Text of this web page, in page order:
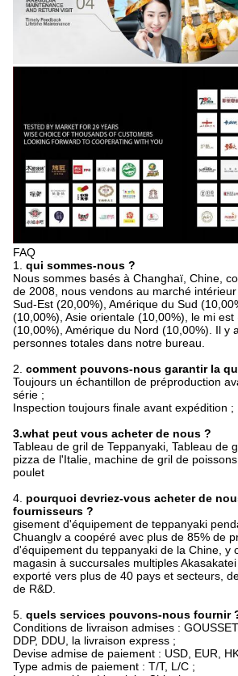
FAQ
1. qui sommes-nous ?
Nous sommes basés à Changhaï, Chine,
de 2008, nous vendons au marché
Sud-Est (20,00%), Amérique du Sud
(10,00%), Asie orientale (10,00%), le mi
(10,00%), Amérique du Nord (10,00%). Il y
personnes totales dans notre bureau.
2. comment pouvons-nous garantir la
Toujours un échantillon de préproduction
série ;
Inspection toujours finale avant expédition ;
3.what peut vous acheter de nous ?
Tableau de gril de Teppanyaki, Tableau de
pizza de l'Italie, machine de gril de
poulet
4. pourquoi devriez-vous acheter de
fournisseurs ?
gisement d'équipement de teppanyaki
Chuanglv a coopéré avec plus de 85% de
d'équipement du teppanyaki de la Chine, y
magasin à succursales multiples
exporté vers plus de 40 pays et secteurs,
de R&D.
5. quels services pouvons-nous fournir
Conditions de livraison admises :
DDP, DDU, la livraison express ;
Devise admise de paiement : USD, EUR,
Type admis de paiement : T/T, L/C ;